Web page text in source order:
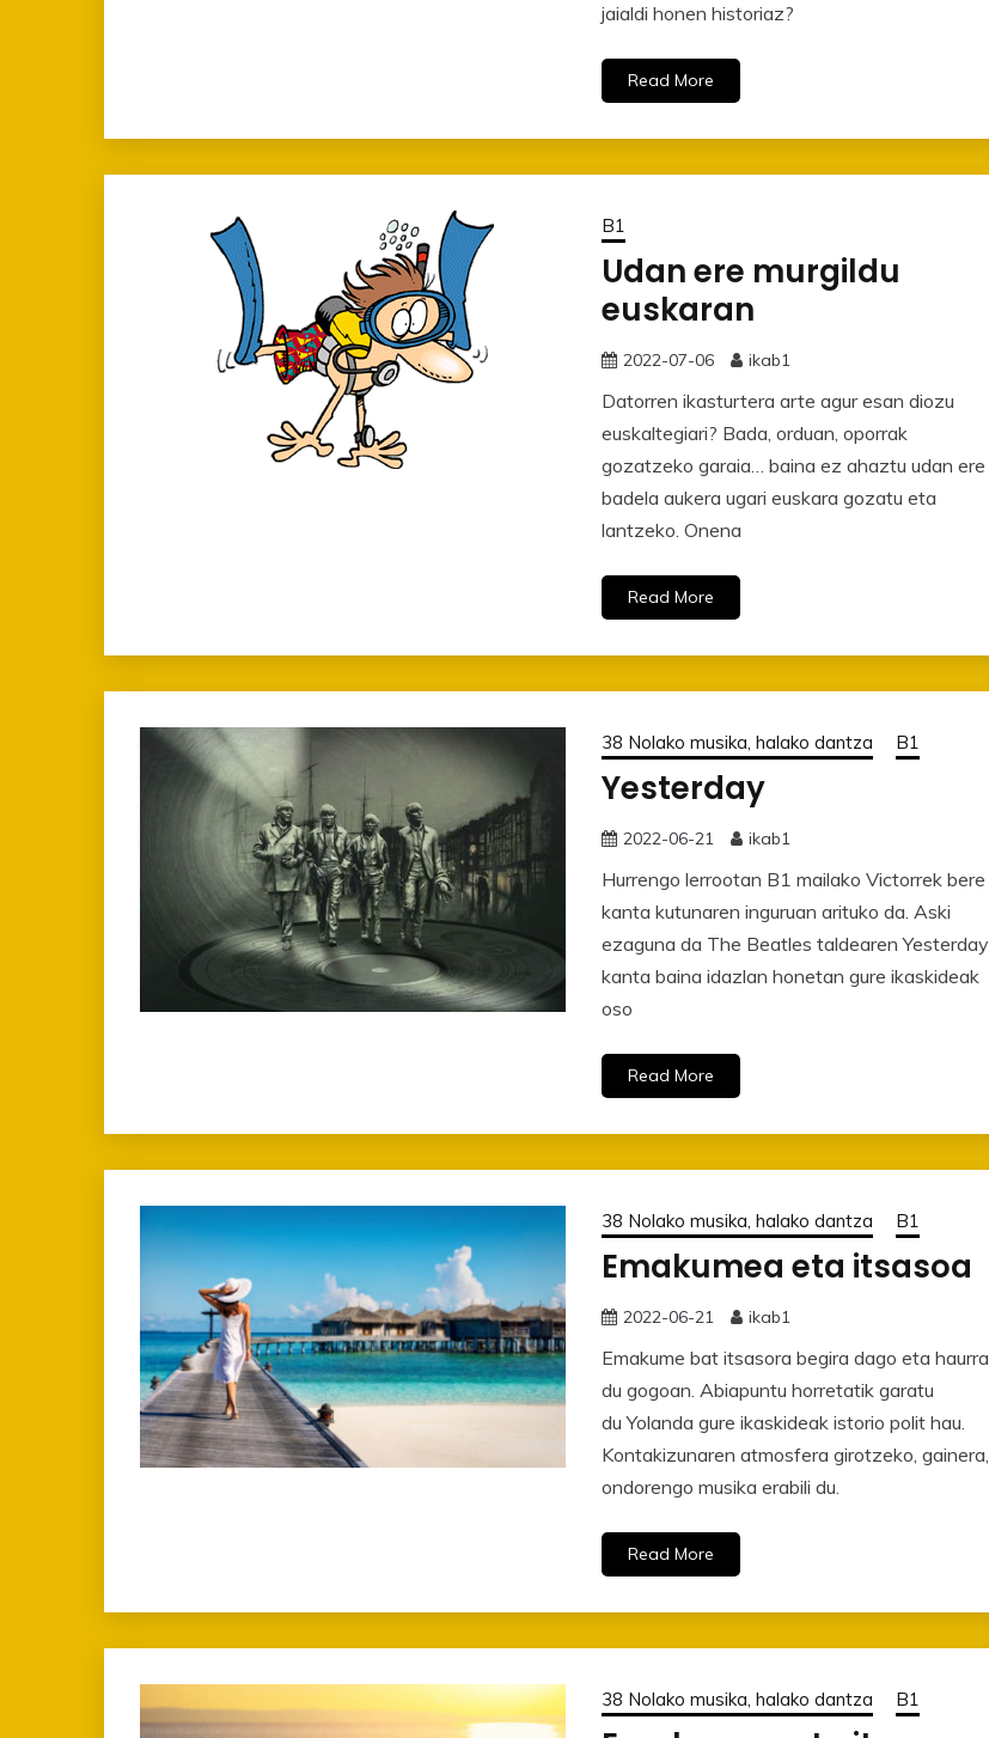
jaialdi honen historiaz?
Read More
B1
Udan ere murgildu
euskaran
2022-07-06 ikab1
Datorren ikasturtera arte agur esan diozu
euskaltegiari? Bada, orduan, oporrak
gozatzeko garaia… baina ez ahaztu udan ere
badela aukera ugari euskara gozatu eta
lantzeko. Onena
Read More
38 Nolako musika, halako dantza B1
Yesterday
2022-06-21 ikab1
Hurrengo lerrootan B1 mailako Victorrek bere
kanta kutunaren inguruan arituko da. Aski
ezaguna da The Beatles taldearen Yesterday
kanta baina idazlan honetan gure ikaskideak
oso
Read More
38 Nolako musika, halako dantza B1
Emakumea eta itsasoa
2022-06-21 ikab1
Emakume bat itsasora begira dago eta haurra
du gogoan. Abiapuntu horretatik garatu
du Yolanda gure ikaskideak istorio polit hau.
Kontakizunaren atmosfera girotzeko, gainera,
ondorengo musika erabili du.
Read More
38 Nolako musika, halako dantza B1